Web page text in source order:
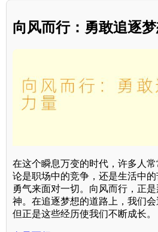
向风而行：勇敢追逐
在这个瞬息万变的时代，许多人
论是职场中的竞争，还是生活中
勇气来面对一切。向风而行，正
神。在追逐梦想的道路上，我们会
但正是这些经历使我们不断成长。